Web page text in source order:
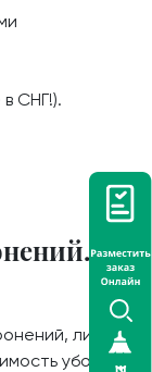
СНГ!).
либо
уборки